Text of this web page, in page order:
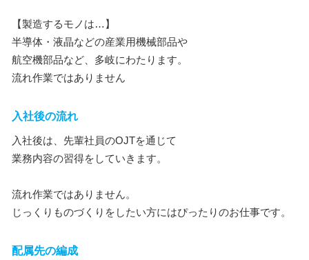
【製造するモノは…】
半導体・液晶などの産業用機械部品や
航空機部品など、多岐にわたります。
流れ作業ではありません
入社後の流れ
入社後は、先輩社員のOJTを通じて
業務内容の習得をしていきます。
流れ作業ではありません。
じっくりものづくりをしたい方にはぴったりのお仕事です。
配属先の編成